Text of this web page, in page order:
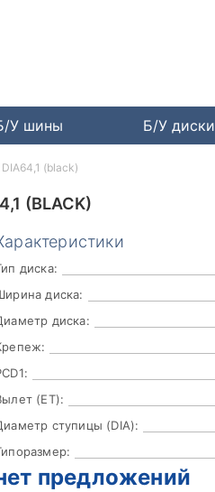
У шины Б/У диски
(BLACK)
диска:
диска:
диска:
(ET):
ступицы (DIA):
предложений
(black)